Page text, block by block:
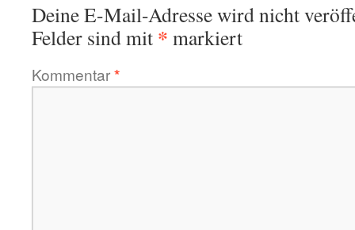
Deine E-Mail-Adresse wird nicht
Felder sind mit * markiert
Kommentar*